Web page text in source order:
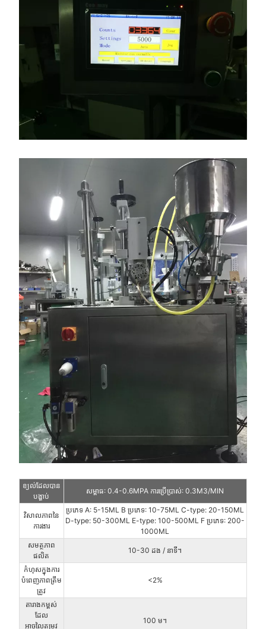
ខ្យល់ដែលបាន
បង្ហាប់
សម្ពាធ: 0.4-0.6MPA ការប្រើប្រាស់: 0.3M3/MIN
វិសាលភាពនៃ
ការងារ
ប្រភេទ A: 5-15ML B ប្រភេទ: 10-75ML C-type: 20-150ML
D-type: 50-300ML E-type: 100-500ML F ប្រភេទ: 200-
1000ML
សមត្ថភាព
ផលិត
10-30 ដង / នាទី។
កំហុសក្នុងការ
បំពេញភាពត្រឹម
ត្រូវ
<2%
តារាងកម្ពស់
ដែល
អាចលៃតម្រូវ
100 ម។